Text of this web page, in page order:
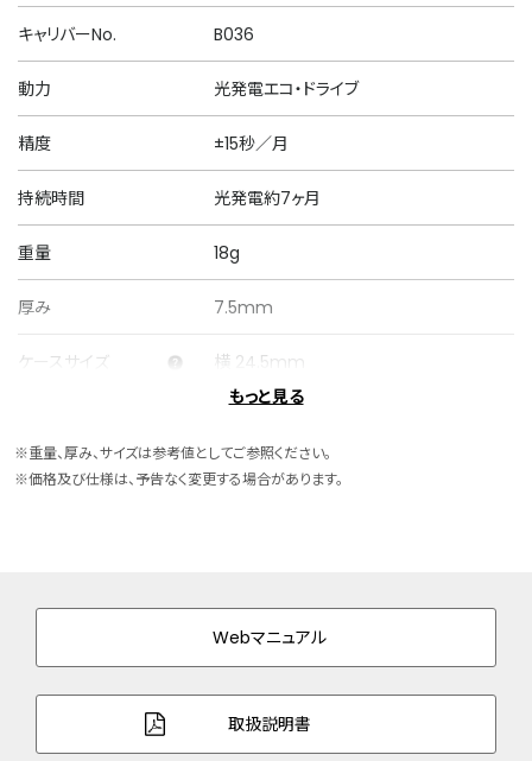
キャリバーNo. B036
動力 光発電エコ・ドライブ
精度 ±15秒／月
持続時間 光発電約7ヶ月
重量 18g
厚み 7.5mm
ケースサイズ 横 24.5mm
ケース表面処理 デュラテクトプラチナ(ライトシルバー色)
バンド幅 12.0mm
バンド調整可能サイ
144～174mm
もっと見る
※重量、厚み、サイズは参考値としてご参照ください。
※価格及び仕様は、予告なく変更する場合があります。
Webマニュアル
取扱説明書